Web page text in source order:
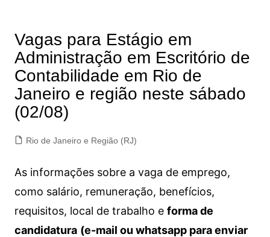
Vagas para Estágio em
Administração em Escritório de
Contabilidade em Rio de
Janeiro e região neste sábado
(02/08)
Rio de Janeiro e Região (RJ)
As informações sobre a vaga de emprego,
como salário, remuneração, benefícios,
requisitos, local de trabalho e forma de
candidatura (e-mail ou whatsapp para enviar